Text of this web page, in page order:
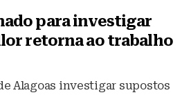
para investigar
retorna ao trabalho
Alagoas investigar supostos